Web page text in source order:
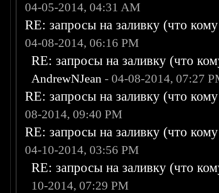
04-05-2014, 04:31 AM
RE: запросы на заливку (что
04-08-2014, 06:16 PM
RE: запросы на заливку (что
AndrewNJean - 04-08-2014, 07:27
RE: запросы на заливку (что
08-2014, 09:40 PM
RE: запросы на заливку (что
04-10-2014, 03:56 PM
RE: запросы на заливку (что
10-2014, 07:29 PM